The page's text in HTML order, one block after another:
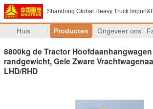
Shandong Global Heavy Truck
Huis Producten Ongeveer ons
8800kg de Tractor
randgewicht, Gele Zware
LHD/RHD